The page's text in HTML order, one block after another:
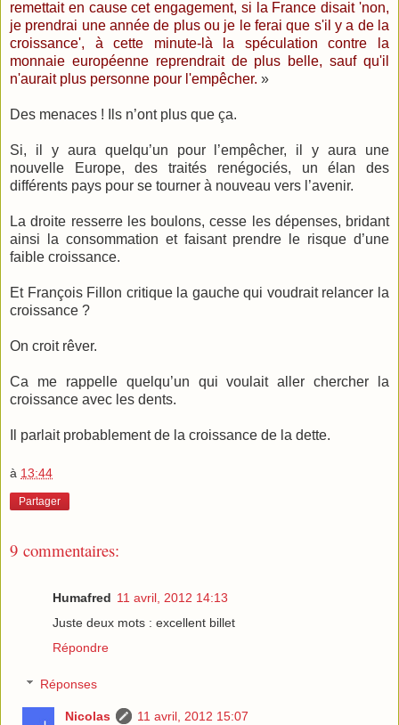
remettait en cause cet engagement, si la France disait 'non,
je prendrai une année de plus ou je le ferai que s'il y a de la
croissance', à cette minute-là la spéculation contre la
monnaie européenne reprendrait de plus belle, sauf qu'il
n'aurait plus personne pour l'empêcher. »
Des menaces ! Ils n’ont plus que ça.
Si, il y aura quelqu’un pour l’empêcher, il y aura une
nouvelle Europe, des traités renégociés, un élan des
différents pays pour se tourner à nouveau vers l’avenir.
La droite resserre les boulons, cesse les dépenses, bridant
ainsi la consommation et faisant prendre le risque d’une
faible croissance.
Et François Fillon critique la gauche qui voudrait relancer la
croissance ?
On croit rêver.
Ca me rappelle quelqu’un qui voulait aller chercher la
croissance avec les dents.
Il parlait probablement de la croissance de la dette.
à 13:44
Partager
9 commentaires:
Humafred 11 avril, 2012 14:13
Juste deux mots : excellent billet
Répondre
Réponses
Nicolas
11 avril, 2012 15:07